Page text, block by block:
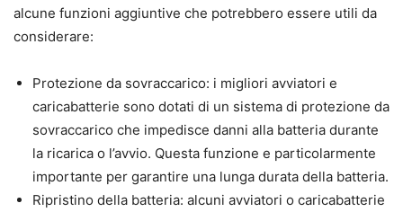
alcune funzioni aggiuntive che potrebbero essere utili da
considerare:
Protezione da sovraccarico: i migliori avviatori e
caricabatterie sono dotati di un sistema di protezione da
sovraccarico che impedisce danni alla batteria durante
la ricarica o l’avvio. Questa funzione e particolarmente
importante per garantire una lunga durata della batteria.
Ripristino della batteria: alcuni avviatori o caricabatterie